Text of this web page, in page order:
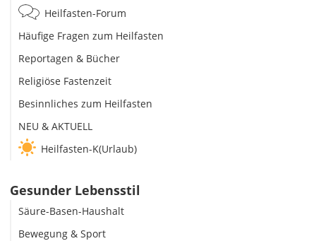
Heilfasten-Forum
Häufige Fragen zum Heilfasten
Reportagen & Bücher
Religiöse Fastenzeit
Besinnliches zum Heilfasten
NEU & AKTUELL
Heilfasten-K(Urlaub)
Gesunder Lebensstil
Säure-Basen-Haushalt
Bewegung & Sport